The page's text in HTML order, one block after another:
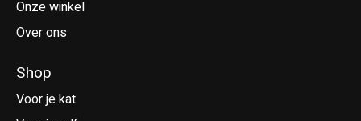
Onze winkel
Over ons
Shop
Voor je kat